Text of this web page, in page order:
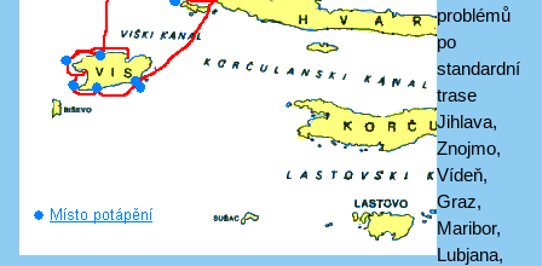
problémů
po
standardní
trase
Jihlava,
Znojmo,
Vídeň,
Graz,
Maribor,
Lubjana,